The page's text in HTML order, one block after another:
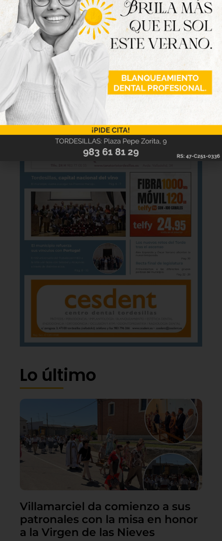
disponible
Hazte ya con la trigésimo séptima edición de
la revista Tordesillas al día. Haz clic sobre la
imagen para verla online.
Lo último
Villamarciel da comienzo a sus
patronales con la misa en honor
a la Virgen de las Nieves